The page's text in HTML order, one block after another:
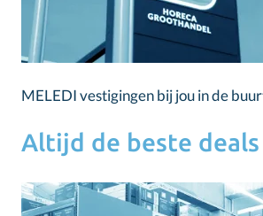
MELEDI vestigingen bij jou in de
Altijd de beste deals